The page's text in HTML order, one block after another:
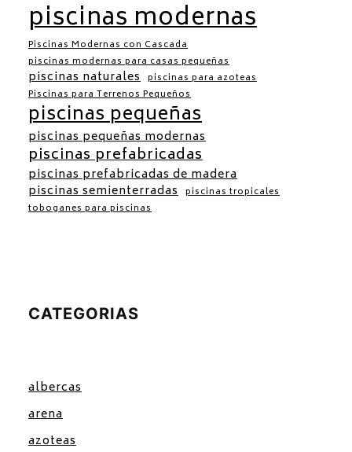
piscinas modernas
Piscinas Modernas con Cascada
piscinas modernas para casas pequeñas
piscinas naturales piscinas para azoteas
Piscinas para Terrenos Pequeños
piscinas pequeñas
piscinas pequeñas modernas
piscinas prefabricadas
piscinas prefabricadas de madera
piscinas semienterradas piscinas tropicales
toboganes para piscinas
CATEGORIAS
albercas
arena
azoteas